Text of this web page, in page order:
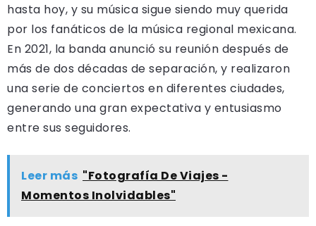
hasta hoy, y su música sigue siendo muy querida
por los fanáticos de la música regional mexicana.
En 2021, la banda anunció su reunión después de
más de dos décadas de separación, y realizaron
una serie de conciertos en diferentes ciudades,
generando una gran expectativa y entusiasmo
entre sus seguidores.
Leer más "Fotografía De Viajes -
Momentos Inolvidables"